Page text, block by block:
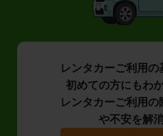
レンタカーご利用の
初めての方にもわ
レンタカーご利用
や不安を解